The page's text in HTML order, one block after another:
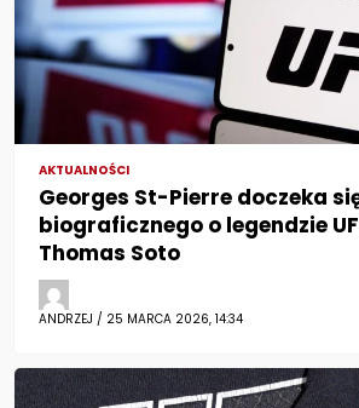
AKTUALNOŚCI
Georges St-Pierre doczeka
biograficznego o legendzie
Thomas Soto
ANDRZEJ / 25 MARCA 2026, 14:34